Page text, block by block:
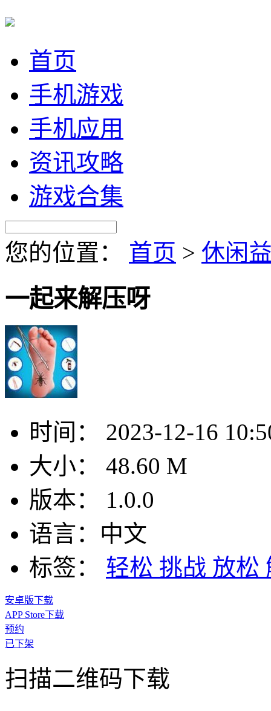
首页
手机游戏
手机应用
资讯攻略
游戏合集
您的位置： 首页 > 休闲
一起来解压呀
时间：
2023-12-16
大小：
48.60 M
版本：
1.0.0
语言： 中文
标签：
轻松 挑战 放松
安卓版下载
APP Store下载
预约
已下架
扫描二维码下载